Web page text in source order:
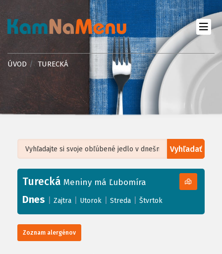
ÚVOD TURECKÁ
Vyhľadať
+
−
Leaflet| ©OpenStreetMap, Tiles courtesy ofHumanitarian OpenStreetMap
Turecká Meniny má Ľubomíra
Dnes Zajtra Utorok Streda Štvrtok
Zoznam alergénov